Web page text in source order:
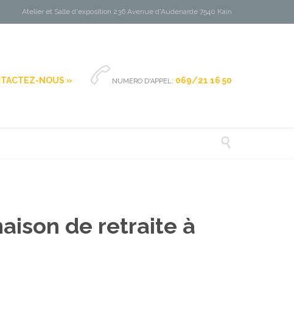
Atelier et Salle d'exposition 236 Avenue d'Audenarde 7540 Kain
NOUS »  NUMERO D'APPEL: 069/21 16 50

de retraite à